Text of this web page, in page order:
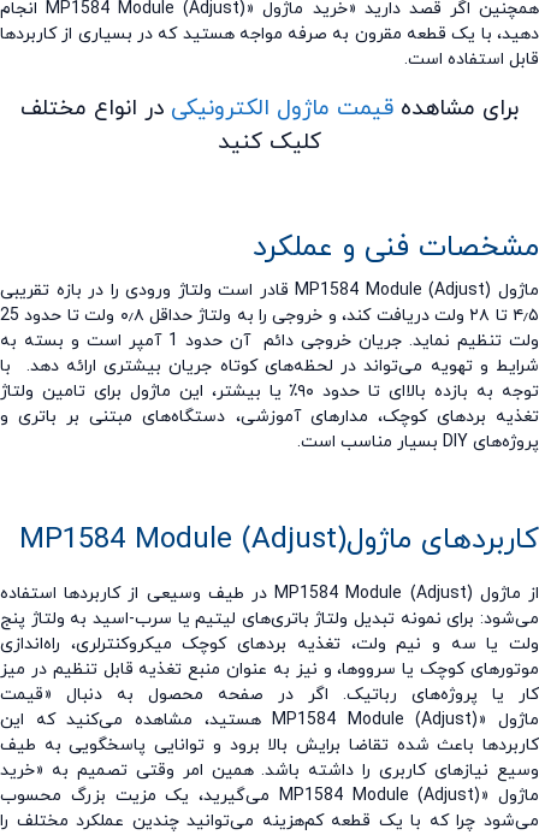
اگر قصد دارید «خرید ماژولMP1584 Module (Adjust)»انجام
با یک قطعه مقرون به صرفه مواجه هستید که در بسیاری از کاربردها
استفاده است.
برای مشاهدهقیمت ماژول الکترونیکی در انواع مختلف
کلیک کنید
فنی و عملکرد
MP1584 Module (Adjust)قادر است ولتاژ ورودی را در بازه تقریبی
تا ۲۸ولت دریافت کند، و خروجی را به ولتاژ حداقل ۰ ٫۸ ولت تا حدود25
تنظیم نماید. جریان خروجی دائم آن حدود1آمپر است و بسته به
و تهویه می‌تواند در لحظه‌های کوتاه جریان بیشتری ارائه دهد. با
به بازده بالا‌ای تا حدود۹۰ ٪یا بیشتر، این ماژول برای تامین ولتاژ
بردهای کوچک، مدارهای آموزشی، دستگاه‌های مبتنی بر باتری و
DIYبسیار مناسب است.
ماژولMP1584 Module (Adjust)
MP1584 Module (Adjust)در طیف وسیعی از کاربردها استفاده
برای نمونه تبدیل ولتاژ باتری‌های لیتیم یا سرب-اسید به ولتاژ پنج
یا سه و نیم ولت، تغذیه بردهای کوچک میکروکنترلری، راه‌اندازی
کوچک یا سرووها، و نیز به عنوان منبع تغذیه قابل تنظیم در میز
یا پروژه‌های رباتیک. اگر در صفحه محصول به دنبال «قیمت
MP1584 Module (Adjust)»هستید، مشاهده می‌کنید که این
باعث شده تقاضا برایش بالا برود و توانایی پاسخگویی به طیف
نیازهای کاربری را داشته باشد. همین امر وقتی تصمیم به «خرید
MP1584 Module (Adjust)»می‌گیرید، یک مزیت بزرگ محسوب
چرا که با یک قطعه کم‌هزینه می‌توانید چندین عملکرد مختلف را